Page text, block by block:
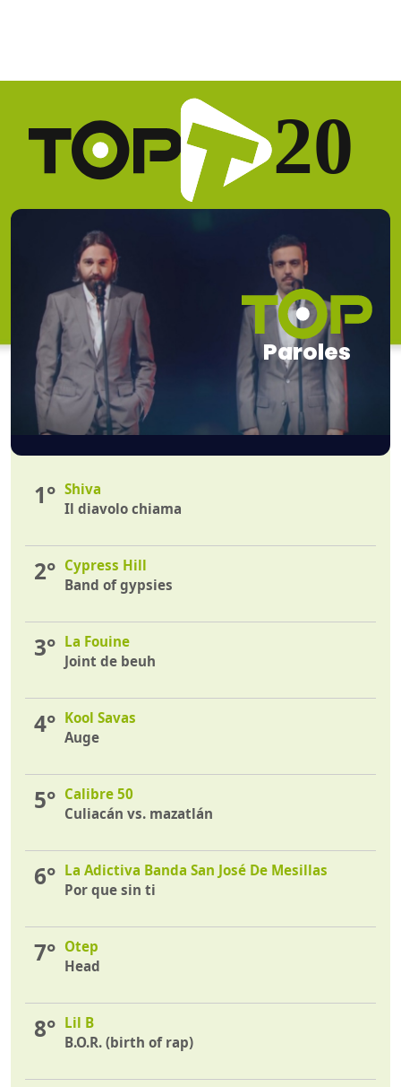
Paroles
1° Shiva
Il diavolo chiama
2° Cypress Hill
Band of gypsies
3° La Fouine
Joint de beuh
4° Kool Savas
Auge
5° Calibre 50
Culiacán vs. mazatlán
6° La Adictiva Banda San José De Mesillas
Por que sin ti
7° Otep
Head
8° Lil B
B.O.R. (birth of rap)